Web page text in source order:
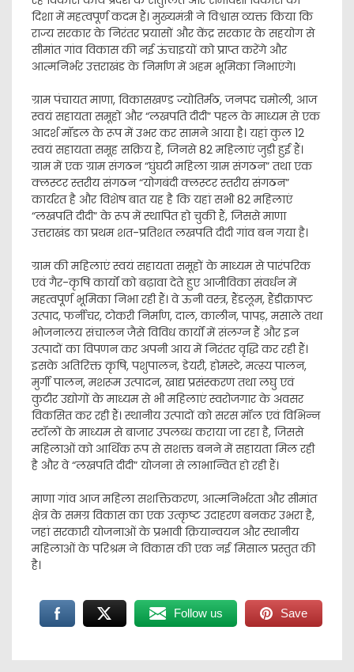
दिशा में महत्वपूर्ण कदम हैं। मुख्यमंत्री ने विश्वास व्यक्त किया कि
राज्य सरकार के निरंतर प्रयासों और केंद्र सरकार के सहयोग से
सीमांत गांव विकास की नई ऊंचाइयों को प्राप्त करेंगे और
आत्मनिर्भर उत्तराखंड के निर्माण में अहम भूमिका निभाएंगे।
ग्राम पंचायत माणा, विकासखण्ड ज्योतिर्मठ, जनपद चमोली, आज
स्वयं सहायता समूहों और “लखपति दीदी” पहल के माध्यम से एक
आदर्श मॉडल के रूप में उभर कर सामने आया है। यहां कुल 12
स्वयं सहायता समूह सक्रिय हैं, जिनसे 82 महिलाएं जुड़ी हुई हैं।
ग्राम में एक ग्राम संगठन “घुंघटी महिला ग्राम संगठन” तथा एक
क्लस्टर स्तरीय संगठन “योगबंदी क्लस्टर स्तरीय संगठन”
कार्यरत है और विशेष बात यह है कि यहां सभी 82 महिलाएं
“लखपति दीदी” के रूप में स्थापित हो चुकी हैं, जिससे माणा
उत्तराखंड का प्रथम शत-प्रतिशत लखपति दीदी गांव बन गया है।
ग्राम की महिलाएं स्वयं सहायता समूहों के माध्यम से पारंपरिक
एवं गैर-कृषि कार्यों को बढ़ावा देते हुए आजीविका संवर्धन में
महत्वपूर्ण भूमिका निभा रही हैं। वे ऊनी वस्त्र, हैंडलूम, हैंडीक्राफ्ट
उत्पाद, फर्नीचर, टोकरी निर्माण, दाल, कालीन, पापड़, मसाले तथा
भोजनालय संचालन जैसे विविध कार्यों में संलग्न हैं और इन
उत्पादों का विपणन कर अपनी आय में निरंतर वृद्धि कर रही हैं।
इसके अतिरिक्त कृषि, पशुपालन, डेयरी, होमस्टे, मत्स्य पालन,
मुर्गी पालन, मशरूम उत्पादन, खाद्य प्रसंस्करण तथा लघु एवं
कुटीर उद्योगों के माध्यम से भी महिलाएं स्वरोजगार के अवसर
विकसित कर रही हैं। स्थानीय उत्पादों को सरस मॉल एवं विभिन्न
स्टॉलों के माध्यम से बाजार उपलब्ध कराया जा रहा है, जिससे
महिलाओं को आर्थिक रूप से सशक्त बनने में सहायता मिल रही
है और वे “लखपति दीदी” योजना से लाभान्वित हो रही हैं।
माणा गांव आज महिला सशक्तिकरण, आत्मनिर्भरता और सीमांत
क्षेत्र के समग्र विकास का एक उत्कृष्ट उदाहरण बनकर उभरा है,
जहां सरकारी योजनाओं के प्रभावी क्रियान्वयन और स्थानीय
महिलाओं के परिश्रम ने विकास की एक नई मिसाल प्रस्तुत की
है।
Follow us Save